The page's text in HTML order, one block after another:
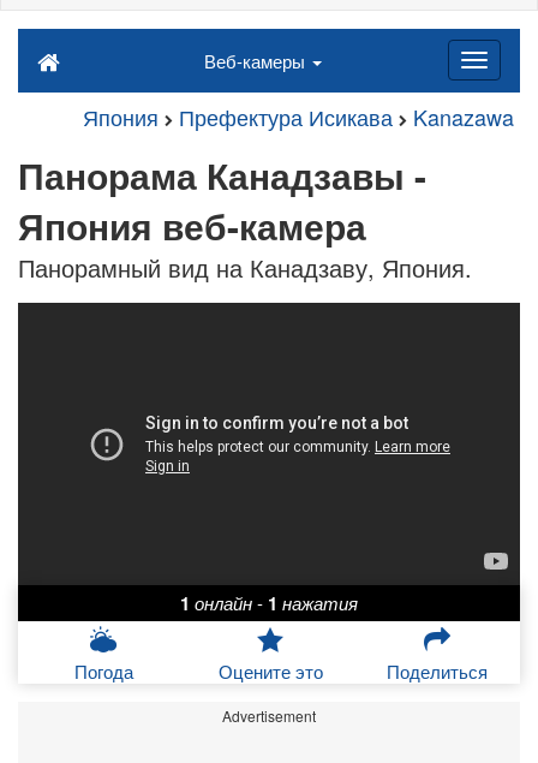
Веб-камеры
Япония Префектура Исикава Kanazawa
Панорама Канадзавы -
Япония веб-камера
Панорамный вид на Канадзаву, Япония.
1 онлайн- 1 нажатия
Погода Оцените это Поделиться
Advertisement